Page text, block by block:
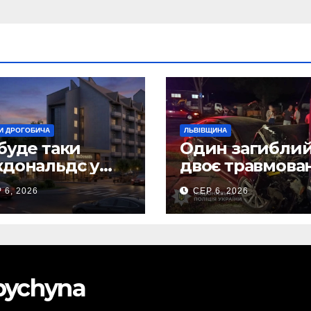
ДРОГОБИЧА
таки
у
(Фото)
6, 2026
ЛЬВІВЩИНА
Один
двоє
внаслідок ДТП
Самбірщині
СЕР 6, 2026